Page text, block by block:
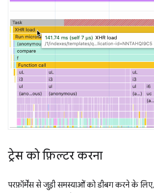
ट्रेस को फ़िल्टर करना
परफ़ॉर्मेंस से जुड़ी समस्याओं को डीबग करने के लिए,